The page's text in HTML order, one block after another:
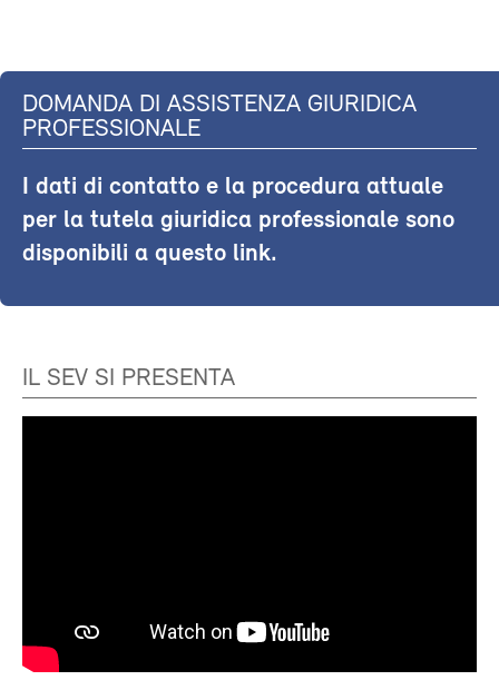
DOMANDA DI ASSISTENZA GIURIDICA
PROFESSIONALE
I dati di contatto e la procedura attuale
per la tutela giuridica professionale sono
disponibili a questo link.
IL SEV SI PRESENTA